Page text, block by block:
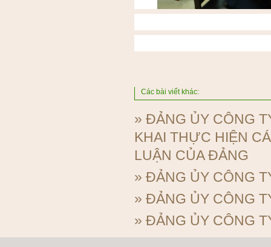
Các bài viết khác:
» ĐẢNG ỦY CÔNG
KHAI THỰC HIỆN
LUẬN CỦA ĐẢNG
» ĐẢNG ỦY CÔNG
» ĐẢNG ỦY CÔNG
» ĐẢNG ỦY CÔNG